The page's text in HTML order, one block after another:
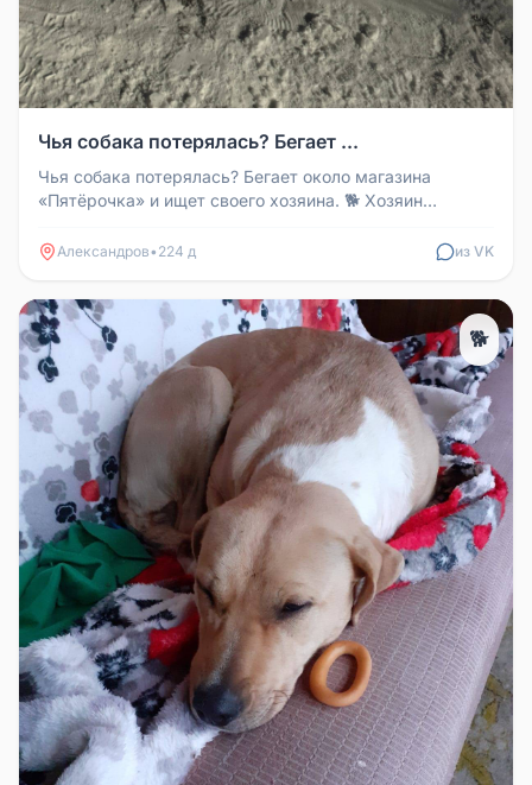
Чья собака потерялась? Бегает ...
Чья собака потерялась? Бегает около магазина
«Пятёрочка» и ищет своего хозяина. 🐕 Хозяин
Александров• 224 д из VK
🐕